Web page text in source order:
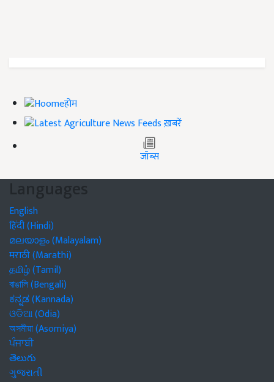
होम
ख़बरें
जॉब्स
Languages
English
हिंदी (Hindi)
മലയാളം (Malayalam)
मराठी (Marathi)
தமிழ் (Tamil)
বাঙালি (Bengali)
ಕನ್ನಡ (Kannada)
ଓଡିଆ (Odia)
অসমীয়া (Asomiya)
ਪੰਜਾਬੀ
తెలుగు
ગુજરાતી